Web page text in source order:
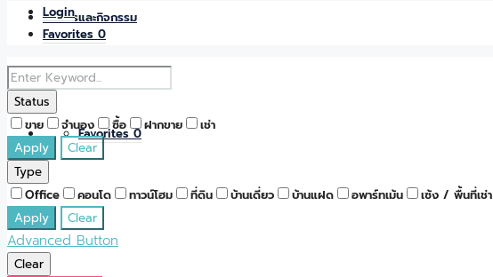
ข่าวสารและกิจกรรม
Favorites0
Login
Favorites 0
Status
ขาย จำนอง ซื้อ ฝากขาย เช่า
Apply
Clear
Type
Office คอนโด ทาวน์โฮม ที่ดิน บ้านเดี่ยว บ้านแฝด อพาร์ทเม้น เซ้ง / พื้นที่เช่า
Apply Clear
Advanced Button
Clear